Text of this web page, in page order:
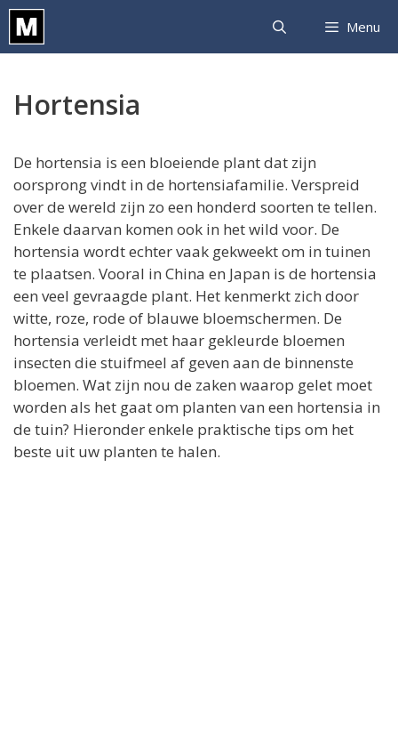
Ga
naar
de
Menu
Hortensia
De hortensia is een bloeiende plant dat zijn
oorsprong vindt in de hortensiafamilie. Verspreid
over de wereld zijn zo een honderd soorten te tellen.
Enkele daarvan komen ook in het wild voor. De
hortensia wordt echter vaak gekweekt om in tuinen
te plaatsen. Vooral in China en Japan is de hortensia
een veel gevraagde plant. Het kenmerkt zich door
witte, roze, rode of blauwe bloemschermen. De
hortensia verleidt met haar gekleurde bloemen
insecten die stuifmeel af geven aan de binnenste
bloemen. Wat zijn nou de zaken waarop gelet moet
worden als het gaat om planten van een hortensia in
de tuin? Hieronder enkele praktische tips om het
beste uit uw planten te halen.